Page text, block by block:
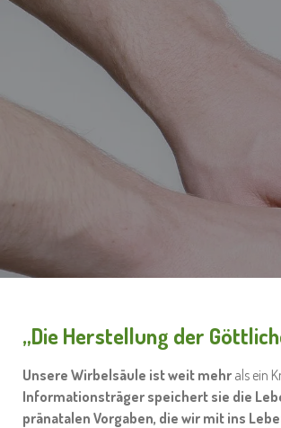
„Die Herstellung der
Unsere Wirbelsäule ist weit mehr als ein
Informationsträger speichert sie die
pränatalen Vorgaben, die wir mit ins